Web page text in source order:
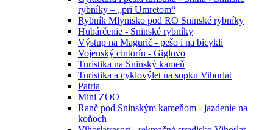
rybníky – „pri Umretom“
Rybník Mlynisko pod RO Sninské rybníky
Hubárčenie - Sninské rybníky
Výstup na Magurič - pešo i na bicykli
Vojenský cintorín - Giglovo
Turistika na Sninský kameň
Turistika a cyklovýlet na sopku Vihorlat
Patria
Mini ZOO
Ranč pod Sninským kameňom - jazdenie na
koňoch